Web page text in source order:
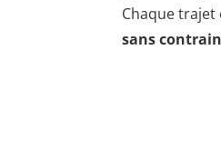
Chaque
sans